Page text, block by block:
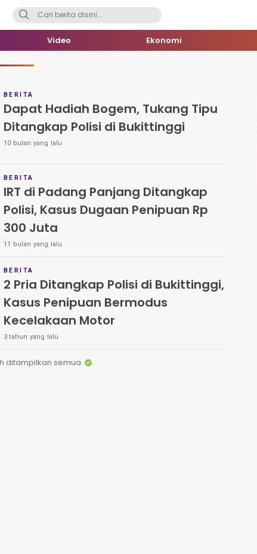
Video Ekonomi
BERITA
Dapat Hadiah Bogem, Tukang Tipu
Ditangkap Polisi di Bukittinggi
10 bulan yang lalu
BERITA
IRT di Padang Panjang Ditangkap
Polisi, Kasus Dugaan Penipuan Rp
300 Juta
11 bulan yang lalu
BERITA
2 Pria Ditangkap Polisi di Bukittinggi,
Kasus Penipuan Bermodus
Kecelakaan Motor
3 tahun yang lalu
ditampilkan semua